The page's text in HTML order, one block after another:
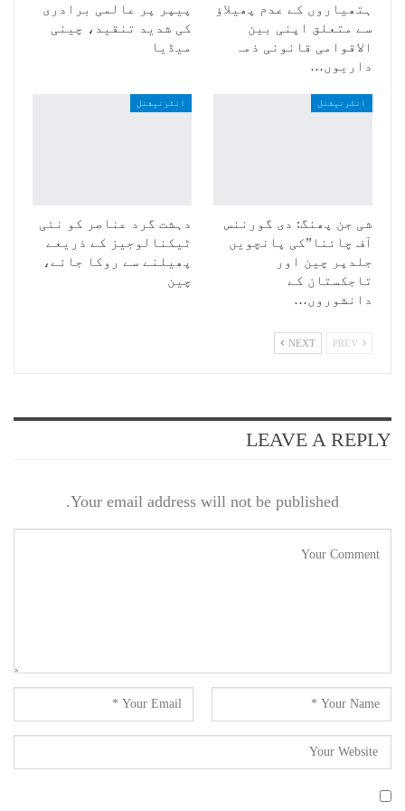
ہتھیاروں کے عدم پھیلاؤ
سے متعلق اپنی بین
الاقوامی قانونی ذمہ
داریوں…
پیپر پر عالمی برادری
کی شدید تنقید، چینی
میڈیا
انٹرنیشنل
شی جن پھنگ: دی گورننس
آف چائنا”کی پانچویں
جلدپر چین اور
تاجکستان کے
دانشوروں…
انٹرنیشنل
دہشت گرد عناصر کو نئی
ٹیکنالوجیز کے ذریعے
پھیلنے سے روکا جائے،
چین
NEXT
LEAVE A REPLY
Your email address will not be published.